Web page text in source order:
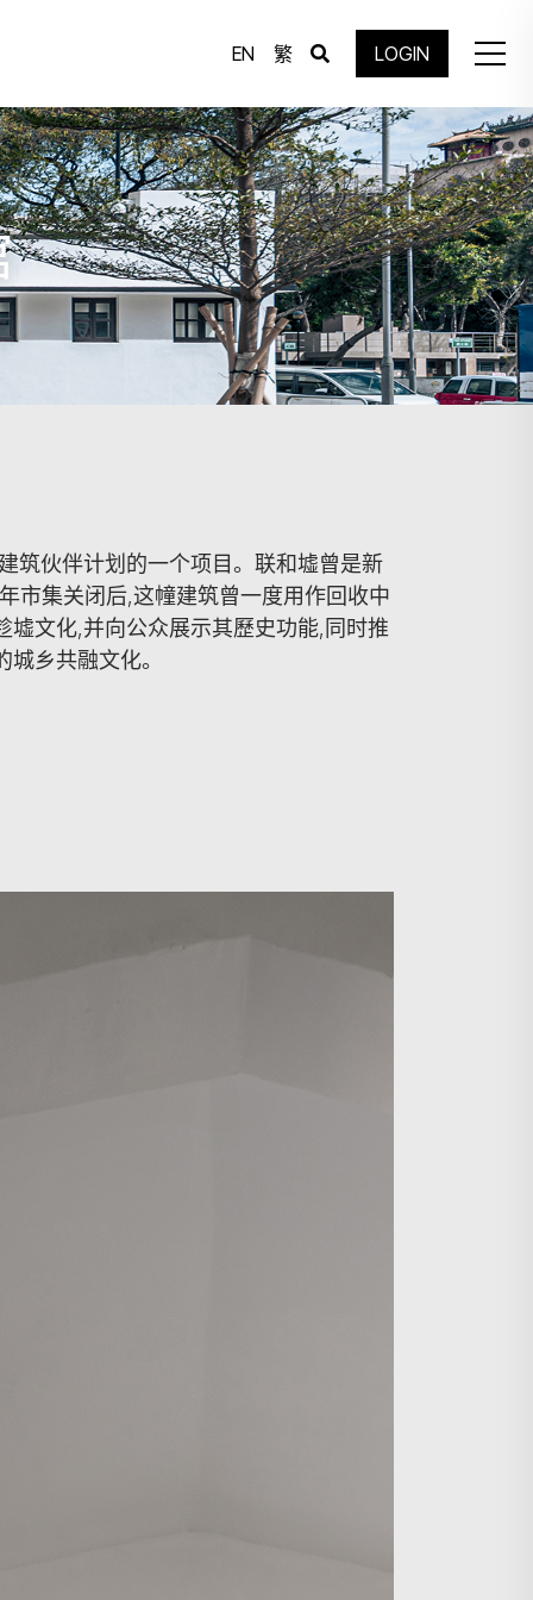
EN 繁 LOGIN
筑伙伴计划的⼀个项⽬。联和墟曾是新
市集关闭后,这幢建筑曾⼀度⽤作回收中
文化,并向公众展⽰其歷史功能,同时推
乡共融文化。